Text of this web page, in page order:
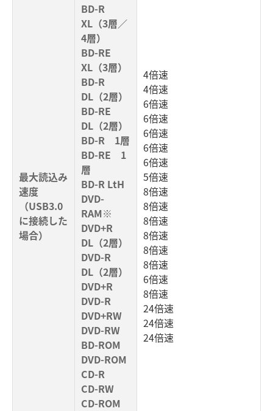
最大読込み
速度
（USB3.0
に接続した
場合）
BD-R
XL（3層／
4層）
BD-RE
XL（3層）
BD-R
DL（2層）
BD-RE
DL（2層）
BD-R 1層
BD-RE 1
層
BD-R LtH
DVD-
RAM※
DVD+R
DL（2層）
DVD-R
DL（2層）
DVD+R
DVD-R
DVD+RW
DVD-RW
BD-ROM
DVD-ROM
CD-R
CD-RW
CD-ROM
4倍速
4倍速
6倍速
6倍速
6倍速
6倍速
6倍速
5倍速
8倍速
8倍速
8倍速
8倍速
8倍速
8倍速
6倍速
8倍速
24倍速
24倍速
24倍速